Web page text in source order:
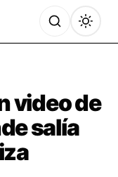
video de
salía